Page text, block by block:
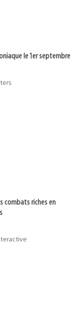
le 1er septembre
combats riches en